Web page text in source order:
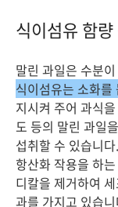
식이섬유 함
말린 과일은 수분
식이섬유는 소화를
지시켜 주어 과식
도 등의 말린 과일
섭취할 수 있습니
항산화 작용을 하
디칼을 제거하여
과를 가지고 있습